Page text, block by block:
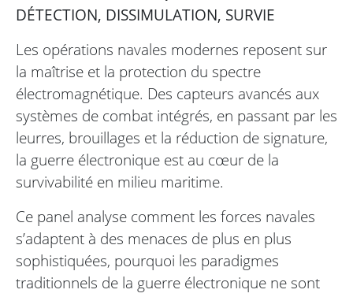
DÉTECTION, DISSIMULATION, SURVIE
Les opérations navales modernes reposent sur
la maîtrise et la protection du spectre
électromagnétique. Des capteurs avancés aux
systèmes de combat intégrés, en passant par les
leurres, brouillages et la réduction de signature,
la guerre électronique est au cœur de la
survivabilité en milieu maritime.
Ce panel analyse comment les forces navales
s’adaptent à des menaces de plus en plus
sophistiquées, pourquoi les paradigmes
traditionnels de la guerre électronique ne sont